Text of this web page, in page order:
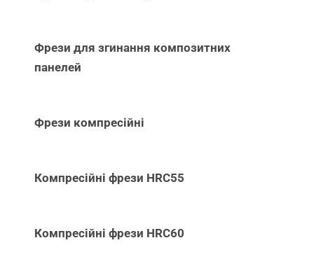
Фрези для згинання композитних
панелей
Фрези компресійні
Компресійні фрези HRC55
Компресійні фрези HRC60